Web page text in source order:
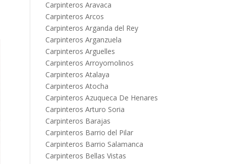
Carpinteros Aravaca
Carpinteros Arcos
Carpinteros Arganda del Rey
Carpinteros Arganzuela
Carpinteros Arguelles
Carpinteros Arroyomolinos
Carpinteros Atalaya
Carpinteros Atocha
Carpinteros Azuqueca De Henares
Carpinteros Arturo Soria
Carpinteros Barajas
Carpinteros Barrio del Pilar
Carpinteros Barrio Salamanca
Carpinteros Bellas Vistas